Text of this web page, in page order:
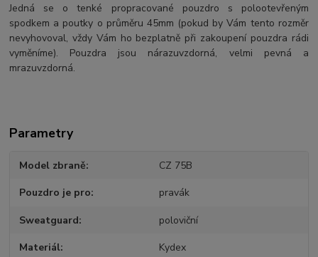
Jedná se o tenké propracované pouzdro s polootevřeným
spodkem a poutky o průměru 45mm (pokud by Vám tento rozměr
nevyhovoval, vždy Vám ho bezplatně při zakoupení pouzdra rádi
vyměníme). Pouzdra jsou nárazuvzdorná, velmi pevná a
mrazuvzdorná.
Parametry
Model zbraně CZ 75B
Pouzdro je pro pravák
Sweatguard poloviční
Materiál Kydex